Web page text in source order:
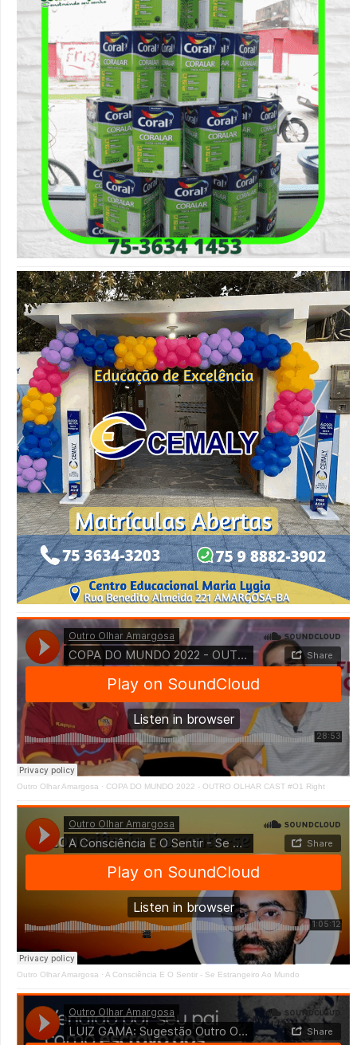
Outro Olhar Amargosa · COPA DO MUNDO 2022 - OUTRO OLHAR CAST #O1 Right
Outro Olhar Amargosa · A Consciência E O Sentir - Se Estrangeiro Ao Mundo